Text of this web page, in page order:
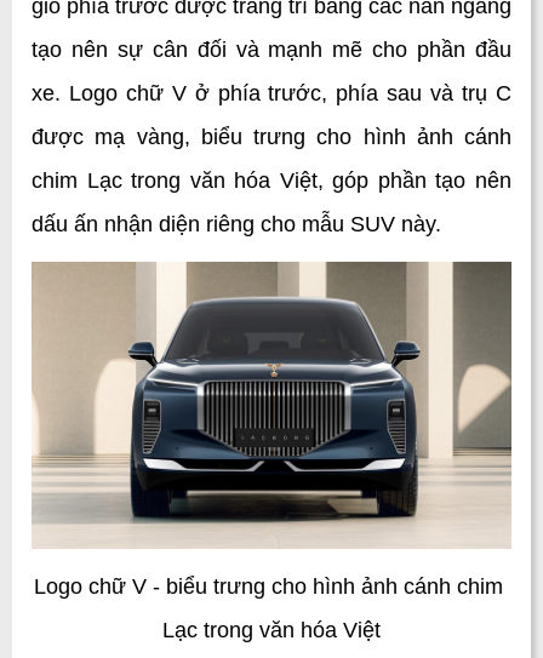
gió phía trước được trang trí bằng các nan ngang
tạo nên sự cân đối và mạnh mẽ cho phần đầu
xe. Logo chữ V ở phía trước, phía sau và trụ C
được mạ vàng, biểu trưng cho hình ảnh cánh
chim Lạc trong văn hóa Việt, góp phần tạo nên
dấu ấn nhận diện riêng cho mẫu SUV này.
Logo chữ V - biểu trưng cho hình ảnh cánh chim
Lạc trong văn hóa Việt